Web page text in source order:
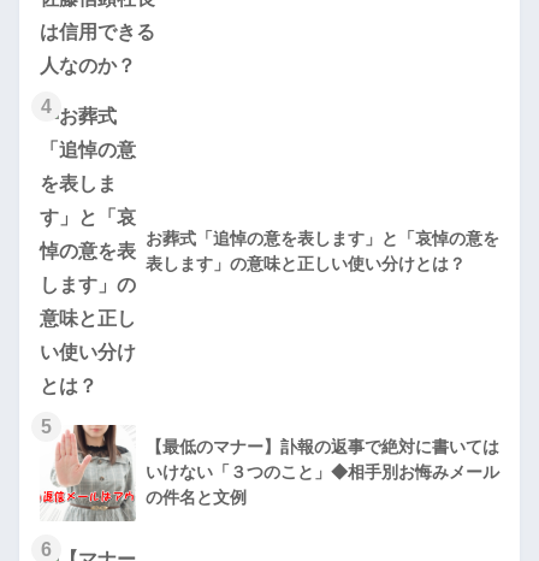
4
お葬式「追悼の意を表します」と「哀悼の意を
表します」の意味と正しい使い分けとは？
5
【最低のマナー】訃報の返事で絶対に書いては
いけない「３つのこと」◆相手別お悔みメール
の件名と文例
6